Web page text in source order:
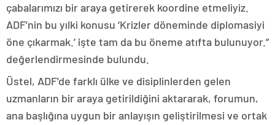
çabalarımızı bir araya getirerek koordine etmeliyiz.
ADF’nin bu yılki konusu ‘Krizler döneminde diplomasiyi
öne çıkarmak.’ işte tam da bu öneme atıfta bulunuyor.”
değerlendirmesinde bulundu.
Üstel, ADF’de farklı ülke ve disiplinlerden gelen
uzmanların bir araya getirildiğini aktararak, forumun,
ana başlığına uygun bir anlayışın geliştirilmesi ve ortak